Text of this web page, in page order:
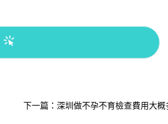
下一篇：深圳做不孕不育檢查費用大概